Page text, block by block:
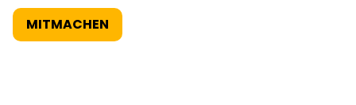
MITMACHEN